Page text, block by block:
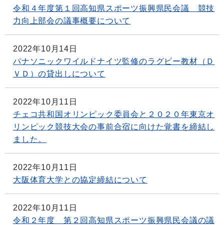
令和４年度第１回高知県スポーツ振興県民会議 競技
力向上部会の議事概要について
2022年10月14日
パナソニックワイルドナイツ監修のラグビー教材（Ｄ
ＶＤ）の貸出しについて
2022年10月11日
チェコ共和国オリンピック委員会と２０２０年東京オ
リンピック競技大会の事前合宿に向けた覚書を締結し
ました。
2022年10月11日
大阪体育大学との協定締結について
2022年10月11日
令和２年度 第２回高知県スポーツ振興県民会議の議